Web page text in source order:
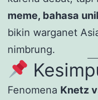
meme, bahasa
bikin warganet
nimbrung.
Fenomena Knetz